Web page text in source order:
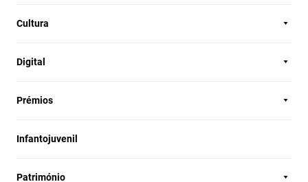
Cultura
Digital
Prémios
Infantojuvenil
Património